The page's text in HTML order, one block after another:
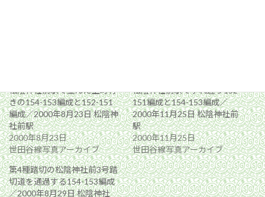
松陰神社前駅で並んだ上町行
きの154-153編成と152-151
編成／2000年8月23日 松陰神
社前駅
2000年8月23日
世田谷線写真アーカイブ
松陰神社前駅ですれ違う152-
151編成と154-153編成／
2000年11月25日 松陰神社前
駅
2000年11月25日
世田谷線写真アーカイブ
第4種踏切の松陰神社前3号踏
切道を通過する154-153編成
／2000年8月29日 松陰神社